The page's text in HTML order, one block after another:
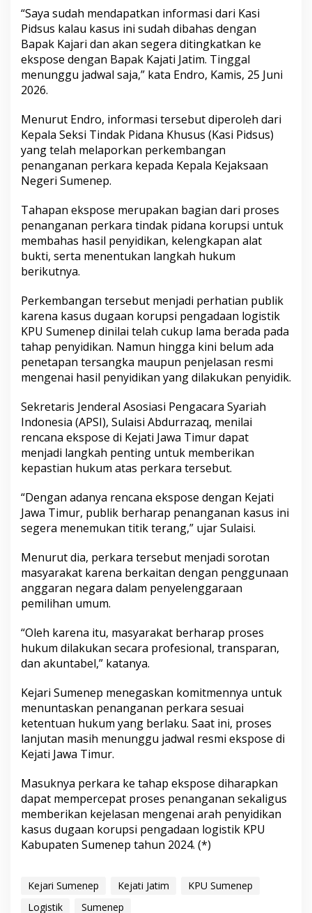
g
i
s
t
i
k
U
k
e
K
e
j
t
i
J
a
t
“Saya sudah mendapatkan informasi dari Kasi
Pidsus kalau kasus ini sudah dibahas dengan
Bapak Kajari dan akan segera ditingkatkan ke
ekspose dengan Bapak Kajati Jatim. Tinggal
menunggu jadwal saja,” kata Endro, Kamis, 25 Juni
2026.
Menurut Endro, informasi tersebut diperoleh dari
Kepala Seksi Tindak Pidana Khusus (Kasi Pidsus)
yang telah melaporkan perkembangan
penanganan perkara kepada Kepala Kejaksaan
Negeri Sumenep.
Tahapan ekspose merupakan bagian dari proses
penanganan perkara tindak pidana korupsi untuk
membahas hasil penyidikan, kelengkapan alat
bukti, serta menentukan langkah hukum
berikutnya.
Perkembangan tersebut menjadi perhatian publik
karena kasus dugaan korupsi pengadaan logistik
KPU Sumenep dinilai telah cukup lama berada pada
tahap penyidikan. Namun hingga kini belum ada
penetapan tersangka maupun penjelasan resmi
mengenai hasil penyidikan yang dilakukan penyidik.
Sekretaris Jenderal Asosiasi Pengacara Syariah
Indonesia (APSI), Sulaisi Abdurrazaq, menilai
rencana ekspose di Kejati Jawa Timur dapat
menjadi langkah penting untuk memberikan
kepastian hukum atas perkara tersebut.
“Dengan adanya rencana ekspose dengan Kejati
Jawa Timur, publik berharap penanganan kasus ini
segera menemukan titik terang,” ujar Sulaisi.
Menurut dia, perkara tersebut menjadi sorotan
masyarakat karena berkaitan dengan penggunaan
anggaran negara dalam penyelenggaraan
pemilihan umum.
“Oleh karena itu, masyarakat berharap proses
hukum dilakukan secara profesional, transparan,
dan akuntabel,” katanya.
Kejari Sumenep menegaskan komitmennya untuk
menuntaskan penanganan perkara sesuai
ketentuan hukum yang berlaku. Saat ini, proses
lanjutan masih menunggu jadwal resmi ekspose di
Kejati Jawa Timur.
Masuknya perkara ke tahap ekspose diharapkan
dapat mempercepat proses penanganan sekaligus
memberikan kejelasan mengenai arah penyidikan
kasus dugaan korupsi pengadaan logistik KPU
Kabupaten Sumenep tahun 2024. (*)
Kejari Sumenep Kejati Jatim
KPU Sumenep
Logistik
Sumenep